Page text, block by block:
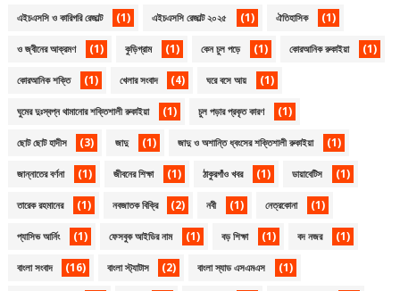
এইচএসসি ও কারিগরি রেজাল্ট (1) এইচএসসি রেজাল্ট ২০২৫ (1) ঐতিহাসিক (1)
ও জ্বীনের আক্রমণ (1) কুড়িগ্রাম (1) কেন চুল পড়ে (1) কোরআনিক রুকাইয়া (1)
কোরআনিক শক্তি (1) খেলার সংবাদ (4) ঘরে বসে আয় (1)
ঘুমের দুঃস্বপ্ন থামানোর শক্তিশালী রুকাইয়া (1) চুল পড়ার প্রকৃত কারণ (1)
ছোট ছোট হাদীস (3) জাদু (1) জাদু ও অশান্তি ধ্বংসের শক্তিশালী রুকাইয়া (1)
জান্নাতের বর্ণনা (1) জীবনের শিক্ষা (1) ঠাকুরগাঁও খবর (1) ডায়াবেটিস (1)
তারেক রহমানের (1) নবজাতক বিক্রি (2) নবী (1) নেত্রকোনা (1)
প্যাসিভ আর্নিং (1) ফেসবুক আইডির নাম (1) বড় শিক্ষা (1) বদ নজর (1)
বাংলা সংবাদ (16) বাংলা স্ট্যাটাস (2) বাংলা স্যাড এসএমএস (1)